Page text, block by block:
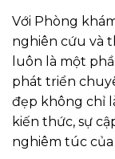
Với Phòng
nghiên cứu và
luôn là một
phát triển
đẹp không chỉ
kiến thức, sự
nghiêm túc của